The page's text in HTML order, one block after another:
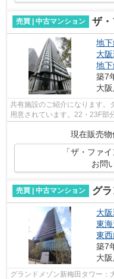
売買 | 中古マンション ザ
地
大
地
築7
大
共有施設のご紹介になります。
用意されています。22・23F部
スとして空中庭園も利用可能で
現在販売物
「ザ・ファ
お問
売買 | 中古マンション グ
大
東
東
築7
大
グランドメゾン新梅田タワー：